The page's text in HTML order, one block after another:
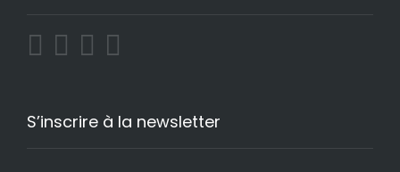
S’inscrire à la newsletter